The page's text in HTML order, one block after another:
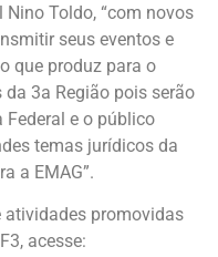
Toldo, “com novos
seus eventos e
que produz para o
3a Região pois serão
e o público
temas jurídicos da
a EMAG”.
atividades promovidas
acesse: